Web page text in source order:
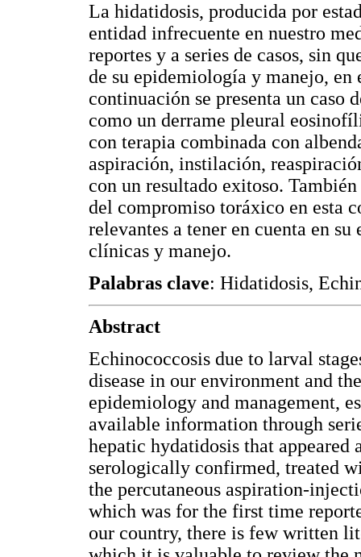
La hidatidosis, producida por
entidad infrecuente en nuestro
reportes y a series de casos, sin
de su epidemiología y manejo, en
continuación se presenta un caso
como un derrame pleural
con terapia combinada con
aspiración, instilación,
con un resultado exitoso.
del compromiso toráxico en esta
relevantes a tener en cuenta en
clínicas y manejo.
Palabras clave: Hidatidosis,
Abstract
Echinococcosis due to larval
disease in our environment and
epidemiology and management,
available information through
hepatic hydatidosis that
serologically confirmed, treated
the percutaneous aspiration-
which was for the first time
our country, there is few written